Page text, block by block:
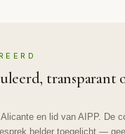
transparant
en lid van AIPP. De
helder toegelicht —